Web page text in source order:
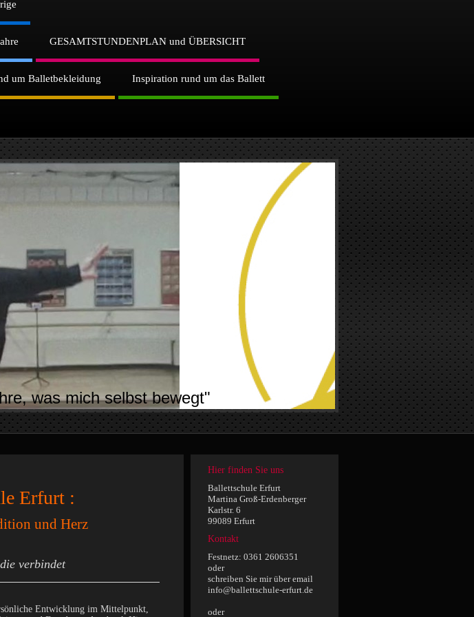
GESAMTSTUNDENPLAN und ÜBERSICHT
um Balletbekleidung Inspiration rund um das Ballett
mich selbst bewegt"
Erfurt :
und Herz
verbindet
Entwicklung im Mittelpunkt,
Hier finden Sie uns
Ballettschule Erfurt
Martina Groß-Erdenberger
Karlstr. 6
99089 Erfurt
Kontakt
Festnetz: 0361 2606351
oder
schreiben Sie mir über email
info@ballettschule-erfurt.de
oder